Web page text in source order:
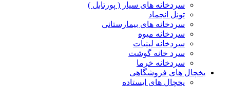
سردخانه های سیار ( پورتابل )
تونل انجماد
سردخانه های بیمارستانی
سردخانه میوه
سردخانه لبنیات
سرد خانه گوشت
سردخانه خرما
یخچال های فروشگاهی
یخچال های ایستاده